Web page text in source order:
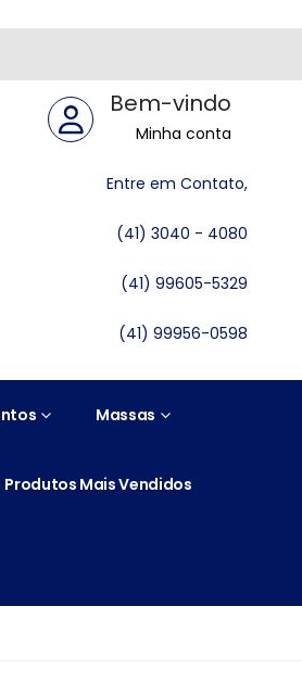
Bem-vindo
Minha conta
Entre em Contato,
(41) 3040 - 4080
(41) 99605-5329
(41) 99956-0598
Massas
Produtos Mais Vendidos